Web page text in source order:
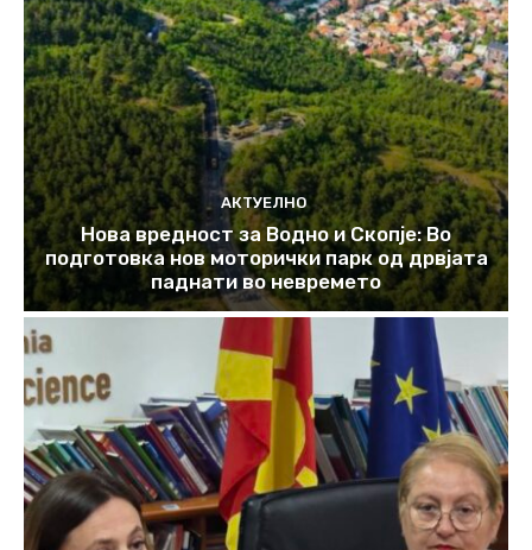
АКТУЕЛНО
Нова вредност за Водно и Скопје: Во
подготовка нов моторички парк од дрвјата
паднати во невремето